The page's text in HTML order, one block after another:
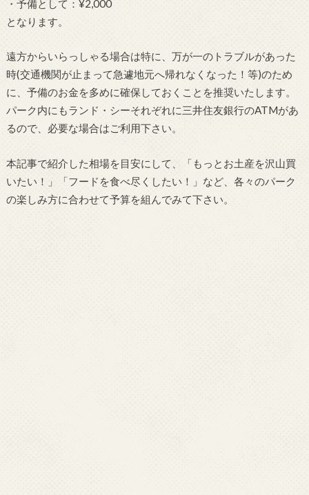
・予備として：¥2,000
となります。
遠方からいらっしゃる場合は特に、万が一のトラブルがあった
時(交通機関が止まって急遽地元へ帰れなくなった！等)のため
に、予備のお金を多めに確保しておくことを推奨いたします。
パーク内にもランド・シーそれぞれに三井住友銀行のATMがあ
るので、必要な場合はご利用下さい。
本記事で紹介した相場を目安にして、「もっとお土産を沢山買
いたい！」「フードを食べ尽くしたい！」など、各々のパーク
の楽しみ方に合わせて予算を組んでみて下さい。